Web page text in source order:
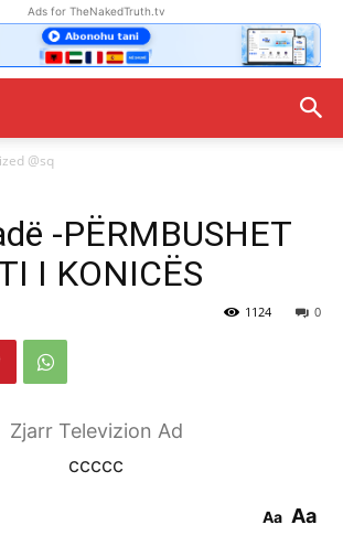
Ads for TheNakedTruth.tv
@sq
-PËRMBUSHET
I KONICËS
0
1124
Zjarr Televizion Ad
ccccc
Aa Aa